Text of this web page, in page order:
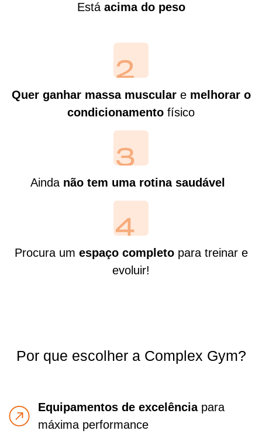
Está acima do peso
Quer ganhar massa musculare melhorar o
condicionamento físico
Ainda não tem uma rotina saudável
Procura um espaço completopara treinar e
evoluir!
Por que escolher a Complex Gym?
Equipamentos de excelênciapara
máxima performance